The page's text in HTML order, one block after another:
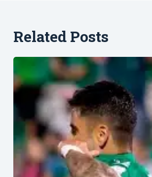
Related Posts